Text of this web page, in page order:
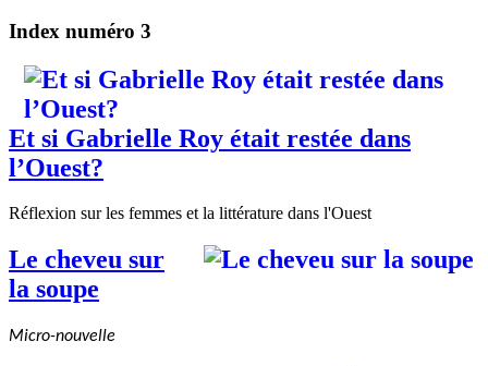
Index numéro 3
Et si Gabrielle Roy était restée dans
l’Ouest?
Réflexion sur les femmes et la littérature dans l'Ouest
Le cheveu sur
la soupe
Micro-nouvelle